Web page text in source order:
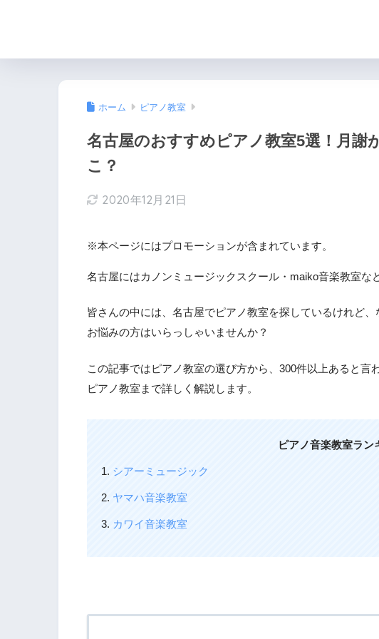
ホーム ピアノ教室
名古屋のおすすめピアノ教室5選！月謝
こ？
2020年12月21日
※本ページにはプロモーションが含まれています。
名古屋にはカノンミュージックスクール・maiko音楽教室な
皆さんの中には、名古屋でピアノ教室を探しているけれど
お悩みの方はいらっしゃいませんか？
この記事ではピアノ教室の選び方から、300件以上あると言
ピアノ教室まで詳しく解説します。
ピアノ音楽教室ラン
シアーミュージック
ヤマハ音楽教室
カワイ音楽教室